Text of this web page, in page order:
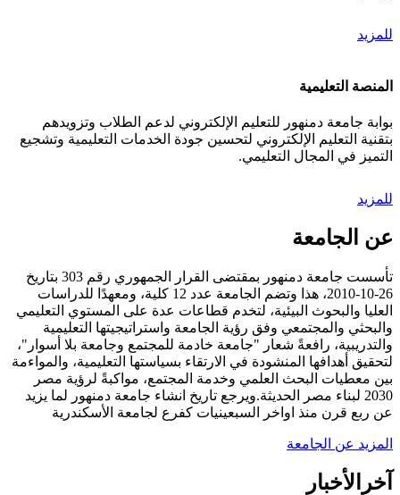
للمزيد
المنصة التعليمية
بوابة جامعة دمنهور للتعليم الإلكتروني لدعم الطلاب وتزويدهم
بتقنية التعليم الإلكتروني لتحسين جودة الخدمات التعليمية وتشجيع
التميز في المجال التعليمي.
للمزيد
عن الجامعة
تأسست جامعة دمنهور بمقتضى القرار الجمهوري رقم 303 بتاريخ
26-10-2010، هذا وتضم الجامعة عدد 12 كلية، ومعهدًا للدراسات
العليا والبحوث البيئية، لتخدم قطاعات عدة على المستوي التعليمي
والبحثي والمجتمعي وفق رؤية الجامعة واستراتيجيتها التعليمية
والتدريبية، رافعةً شعار "جامعة خادمة للمجتمع وجامعة بلا أسوار"،
لتحقيق أهدافها المنشودة في الارتقاء بسياستها التعليمية، والمواءمة
بين معطيات البحث العلمي وخدمة المجتمع، مواكبةً لرؤية مصر
2030 لبناء مصر الحديثة.ويرجع تاريخ انشاء جامعة دمنهور لما يزيد
عن ربع قرن منذ اواخر السبعينيات كفرع لجامعة الأسكندرية
المزيد عن الجامعة
آخر الأخبار